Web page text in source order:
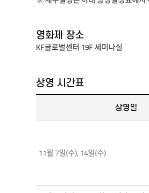
주한외국인을
대상으로
다양한
영화
기회를
유관기관
영화제 장소
KF글로벌센터 19F 세미나실
상영 시간표
상영일
11월 7일(수), 14일(수)